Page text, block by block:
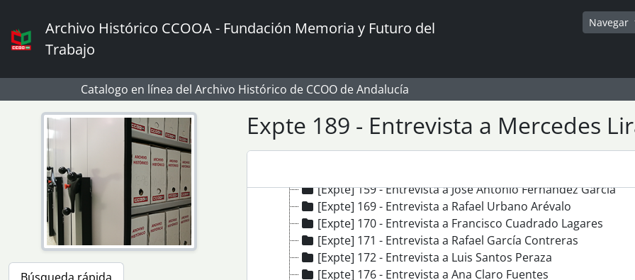
Archivo Histórico CCOOA - Fundación Memoria y Futuro del
Trabajo
Navegar
Catalogo en línea del Archivo Histórico de CCOO de Andalucía
Expte 189 - Entrevista a Mercedes
[Expte] 115 - Entrevista a Juan Pérez Pérez
[Expte] 118 - Entrevista a Manuel Velasco Sánchez
[Expte] 145 - Entrevista a María de los Ángeles Roda Díaz
[Expte] 146 - Entrevista a Isabel Callejón Moya
[Expte] 153 - Entrevista a Mª Paz Sánchez González
[Expte] 155 - Entrevista a Antonio Gallego Fernández
[Expte] 156 - Entrevista a Francisco Sánchez Legrán
[Expte] 159 - Entrevista a José Antonio Fernández García
[Expte] 169 - Entrevista a Rafael Urbano Arévalo
[Expte] 170 - Entrevista a Francisco Cuadrado Lagares
[Expte] 171 - Entrevista a Rafael García Contreras
[Expte] 172 - Entrevista a Luis Santos Peraza
[Expte] 176 - Entrevista a Ana Claro Fuentes